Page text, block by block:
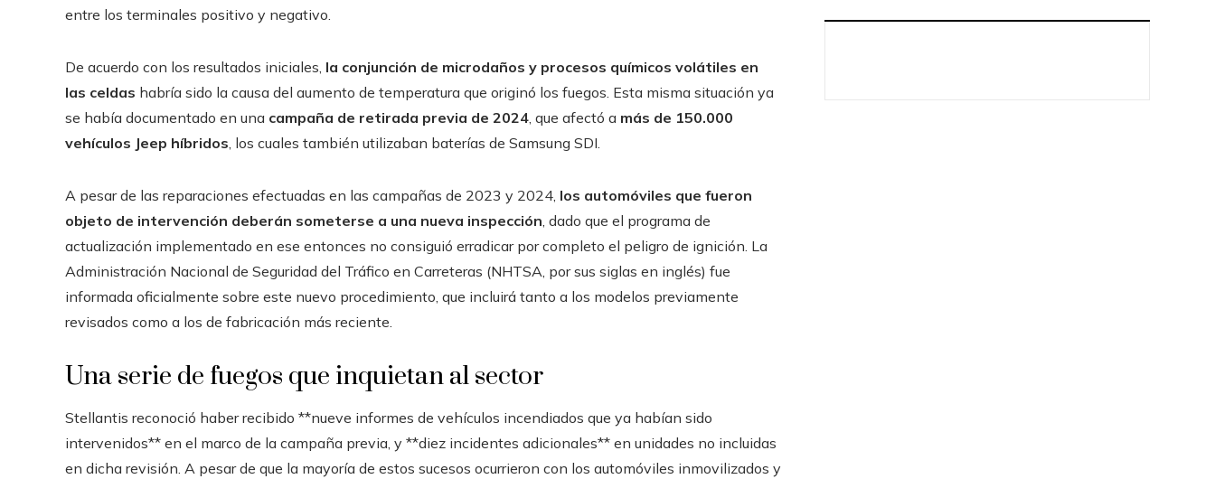
entre los terminales positivo y negativo.
De acuerdo con los resultados iniciales, la conjunción de microdaños y procesos químicos volátiles en
las celdas habría sido la causa del aumento de temperatura que originó los fuegos. Esta misma situación ya
se había documentado en una campaña de retirada previa de 2024, que afectó a más de 150.000
vehículos Jeep híbridos, los cuales también utilizaban baterías de Samsung SDI.
A pesar de las reparaciones efectuadas en las campañas de 2023 y 2024, los automóviles que fueron
objeto de intervención deberán someterse a una nueva inspección, dado que el programa de
actualización implementado en ese entonces no consiguió erradicar por completo el peligro de ignición. La
Administración Nacional de Seguridad del Tráfico en Carreteras (NHTSA, por sus siglas en inglés) fue
informada oficialmente sobre este nuevo procedimiento, que incluirá tanto a los modelos previamente
revisados como a los de fabricación más reciente.
Una serie de fuegos que inquietan al sector
Stellantis reconoció haber recibido **nueve informes de vehículos incendiados que ya habían sido
intervenidos** en el marco de la campaña previa, y **diez incidentes adicionales** en unidades no incluidas
en dicha revisión. A pesar de que la mayoría de estos sucesos ocurrieron con los automóviles inmovilizados y